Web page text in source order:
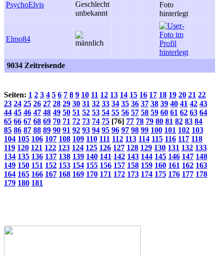
PsychoElvis
Elmo84
9034 Zeitreisende
Seiten: 1 2 3 4 5 6 7 8 9 10 11 12 13 14 15 16 17 18 19 20 21 22
23 24 25 26 27 28 29 30 31 32 33 34 35 36 37 38 39 40 41 42 43
44 45 46 47 48 49 50 51 52 53 54 55 56 57 58 59 60 61 62 63 64
65 66 67 68 69 70 71 72 73 74 75 [76] 77 78 79 80 81 82 83 84
85 86 87 88 89 90 91 92 93 94 95 96 97 98 99 100 101 102 103
104 105 106 107 108 109 110 111 112 113 114 115 116 117 118
119 120 121 122 123 124 125 126 127 128 129 130 131 132 133
134 135 136 137 138 139 140 141 142 143 144 145 146 147 148
149 150 151 152 153 154 155 156 157 158 159 160 161 162 163
164 165 166 167 168 169 170 171 172 173 174 175 176 177 178
179 180 181